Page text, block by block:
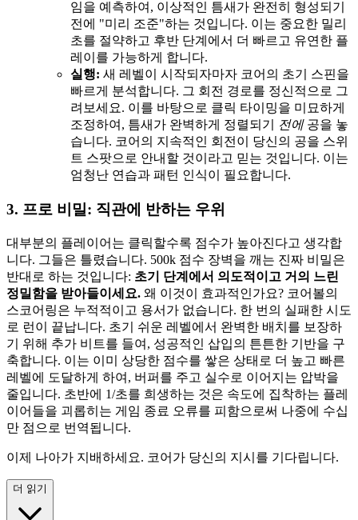
임을 예측하여, 이상적인 틈새가 완전히 형성되기
전에 "미리 조준"하는 것입니다. 이는 중요한 밀리
초를 절약하고 후반 단계에서 더 빠르고 유연한 플
레이를 가능하게 합니다.
실행: 새 레벨이 시작되자마자 코어의 초기 스핀을
빠르게 분석합니다. 그 회전 경로를 정신적으로 그
려보세요. 이를 바탕으로 클릭 타이밍을 미묘하게
조정하여, 틈새가 완벽하게 정렬되기
전에공을 놓
습니다. 코어의 지속적인 회전이 당신의 공을 스위
트 스팟으로 안내할 것이라고 믿는 것입니다. 이는
엄청난 연습과 패턴 인식이 필요합니다.
3. 프로 비밀: 직관에 반하는 우위
대부분의 플레이어는 클릭할수록 점수가 높아진다고 생각합
니다. 그들은 틀렸습니다. 500k 점수 장벽을 깨는 진짜 비밀은
반대로 하는 것입니다: 초기 단계에서 의도적이고 거의 느린
정밀함을 받아들이세요. 왜 이것이 효과적인가요? 코어볼의
스코어링은 누적적이고 용서가 없습니다. 한 번의 실패한 시도
로 런이 끝납니다. 초기 쉬운 레벨에서 완벽한 배치를 보장하
기 위해 추가 비트를 들여, 성공적인 삽입의 튼튼한 기반을 구
축합니다. 이는 이미 상당한 점수를 쌓은 상태로 더 높고 빠른
레벨에 도달하게 하여, 버퍼를 주고 실수로 이어지는 압박을
줄입니다. 초반에 1/초를 희생하는 것은 속도에 집착하는 플레
이어들을 괴롭히는 게임 종료 오류를 피함으로써 나중에 수십
만 점으로 번역됩니다.
이제 나아가 지배하세요. 코어가 당신의 지시를 기다립니다.
더 읽기